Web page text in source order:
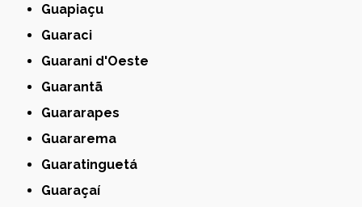
Guapiaçu
Guaraci
Guarani d'Oeste
Guarantã
Guararapes
Guararema
Guaratinguetá
Guaraçaí